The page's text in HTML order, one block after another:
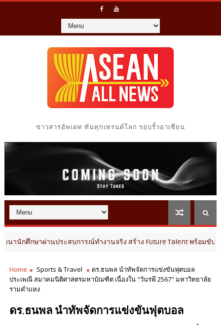
ข่าวสารอัพเดท ทันทุกเทรนด์โลก รอบรั้วอาเซียน
ระสบการณ์ทำงานจริง สร้าง Future Talent พร้อมขับเคลื่อนธุรกิจและ
Home Sports & Travel
ดร.ธนพล นำทัพจัดการแข่งขันฟุตบอล
ประเพณี สมาคมนิติศาสตรมหาบัณฑิต เนื่องใน "วันรพี 2567" มหาวิทยาลัย
รามคำแหง
ดร.ธนพล นำทัพจัดการแข่งขันฟุตบอล